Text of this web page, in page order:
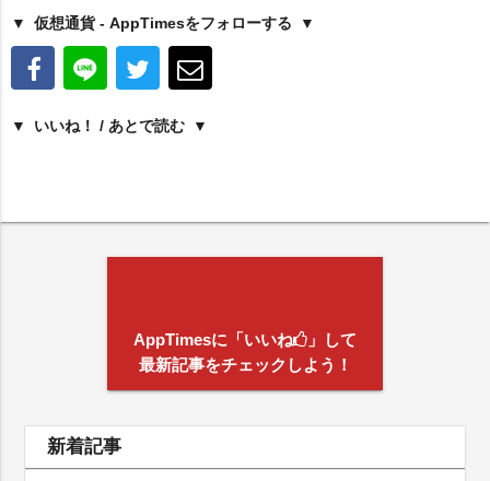
仮想通貨 - AppTimesをフォローする
いいね！ / あとで読む
AppTimesに「いいね
」して
最新記事をチェックしよう！
新着記事